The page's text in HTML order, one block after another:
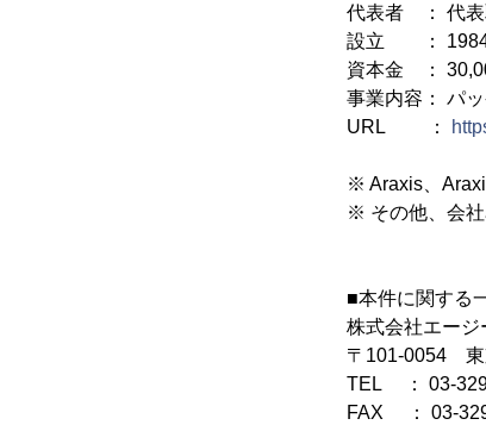
代表者 ： 代
設立 ： 1984
資本金 ：
事業内容： パ
URL ：
※ Araxis、
※ その他、会社
■本件に関する
株式会社エージ
〒101-0054 東
TEL ： 03-
FAX ： 03-